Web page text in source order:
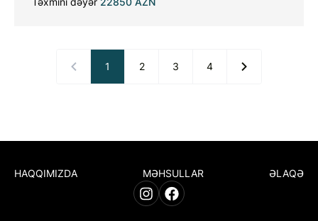
1 2 3 4
HAQQIMIZDA MƏHSULLAR ƏLAQƏ